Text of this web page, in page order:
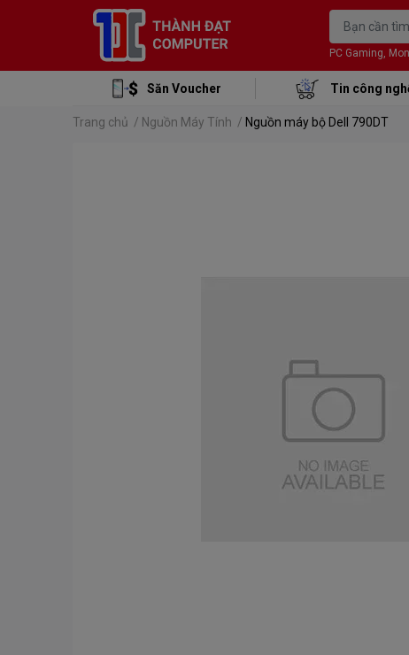
PC Gaming,
Săn Voucher Tin công
Trang chủ / Nguồn Máy Tính / Nguồn máy bộ Dell 790DT